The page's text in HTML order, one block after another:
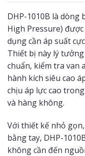
DHP-1010B là dòng
High Pressure)
dụng cần áp suất
Thiết bị này lý
chuẩn, kiểm tra van
hành kích siêu cao
chịu áp lực cao
và hàng không.
Với thiết kế nhỏ
bằng tay, DHP-
không cần đến